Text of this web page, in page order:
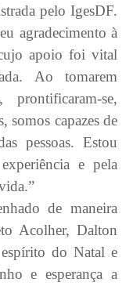
pelo IgesDF.
agradecimento à
apoio foi vital
Ao tomarem
se,
somos capazes de
pessoas. Estou
e pela
de maneira
Acolher, Dalton
do Natal e
e esperança a